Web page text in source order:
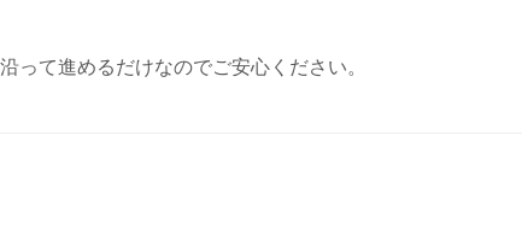
って進めるだけなのでご安心ください。